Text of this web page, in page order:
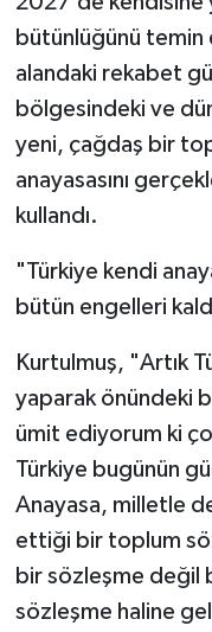
bütünlüğünü temin
alandaki rekabet
bölgesindeki ve
yeni, çağdaş bir
anayasasını
kullandı.
"Türkiye kendi
bütün engelleri
Kurtulmuş, "Artık
yaparak önündeki
ümit ediyorum ki
Türkiye bugünün
Anayasa, milletle
ettiği bir toplum
bir sözleşme değil
sözleşme haline